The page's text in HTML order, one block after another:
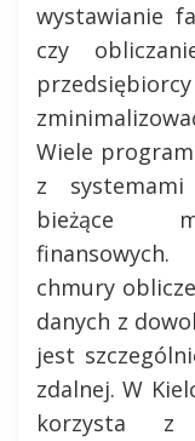
wystawianie
czy
Wiele
z
bieżące
chmury
danych z
jest
zdalnej. W
korzysta z